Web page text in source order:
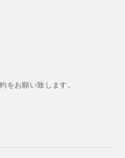
をお願い致します。